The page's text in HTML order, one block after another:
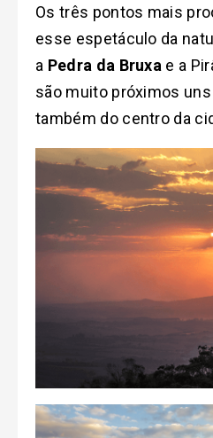
Os três pontos mais
esse espetáculo da
a Pedra da Bruxa e a
são muito próximos
também do centro da